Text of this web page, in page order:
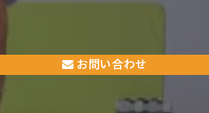
お問い合わせ